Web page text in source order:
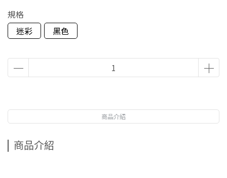
規格
迷彩
黑色
商品介紹
商品介紹